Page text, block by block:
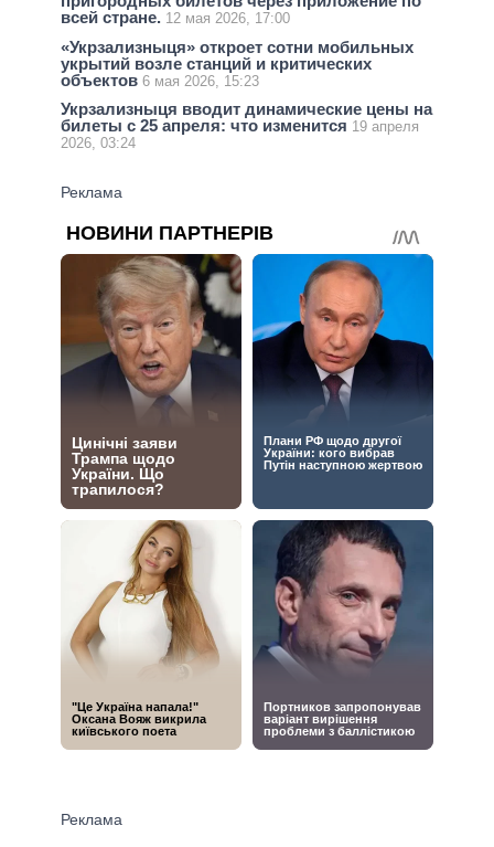
всей стране. 12 мая 2026, 17:00
«Укрзализныця» откроет сотни мобильных
укрытий возле станций и критических
объектов 6 мая 2026, 15:23
Укрзализныця вводит динамические цены на
билеты с 25 апреля: что изменится 19 апреля
2026, 03:24